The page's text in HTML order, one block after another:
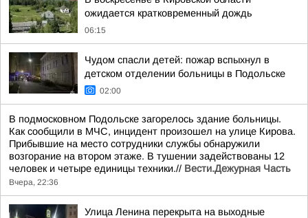
ожидается кратковременный дождь
06:15
Чудом спасли детей: пожар вспыхнул в
детском отделении больницы в Подольске
02:00
В подмосковном Подольске загорелось здание больницы.
Как сообщили в МЧС, инцидент произошел на улице Кирова.
Прибывшие на место сотрудники службы обнаружили
возгорание на втором этаже. В тушении задействованы 12
человек и четыре единицы техники.// Вести.Дежурная Часть
Вчера, 22:36
Улица Ленина перекрыта на выходные